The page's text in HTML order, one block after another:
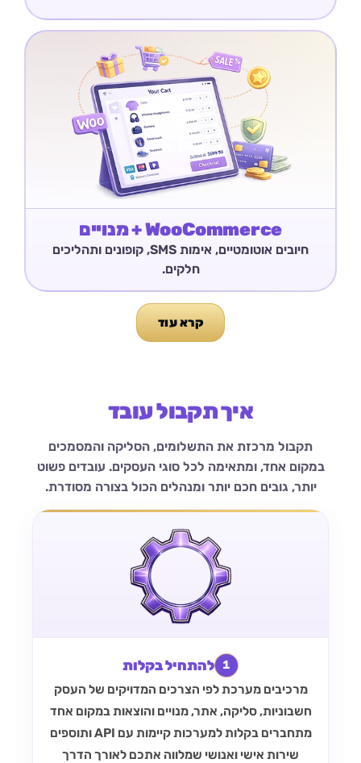
WooCommerce + מנויים
חיובים אוטומטיים, אימות SMS, קופונים ותהליכים
חלקים.
קרא עוד
איך תקבול עובד
תקבול מרכזת את התשלומים, הסליקה והמסמכים
במקום אחד, ומתאימה לכל סוגי העסקים. עובדים פשוט
יותר, גובים חכם יותר ומנהלים הכול בצורה מסודרת.
1 להתחיל בקלות
מרכיבים מערכת לפי הצרכים המדויקים של העסק
חשבוניות, סליקה, אתר, מנויים והוצאות במקום אחד
מתחברים בקלות למערכות קיימות עם API ותוספים
שירות אישי ואנושי שמלווה אתכם לאורך הדרך